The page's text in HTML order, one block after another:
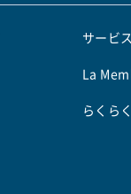
サービ
La
らくら